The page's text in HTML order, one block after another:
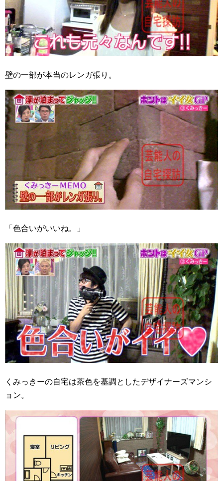
壁の一部が本当のレンガ張り。
「色合いがいいね。」
くみっきーの自宅は茶色を基調としたデザイナーズマンシ
ョン。